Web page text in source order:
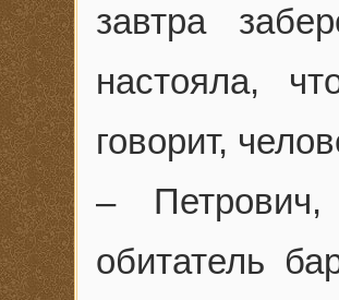
завтра
настояла,
говорит,
–
обитатель